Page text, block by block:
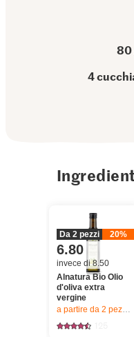
80
4
Da 2 pezzi 20%
6.80
invece di 8.50
Alnatura Bio Olio
d'oliva extra
vergine
a partire da 2 pezzi,